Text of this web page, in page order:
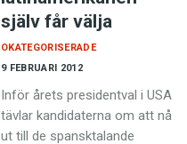
själv får välja
9 FEBRUARI 2012
OKATEGORISERADE
Inför årets presidentval i USA
tävlar kandidaterna om att nå
ut till de spansktalande